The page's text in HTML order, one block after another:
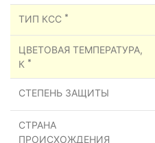
ТИП КСС *
ЦВЕТОВАЯ ТЕМПЕРАТУРА,
К *
СТЕПЕНЬ ЗАЩИТЫ
СТРАНА
ПРОИСХОЖДЕНИЯ